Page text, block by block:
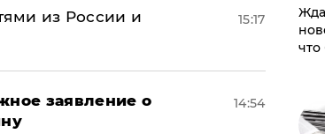
из России и
15:17
заявление о
14:54
что